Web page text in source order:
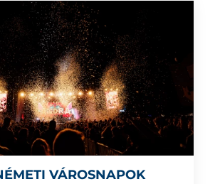
VÁROSNAPOK